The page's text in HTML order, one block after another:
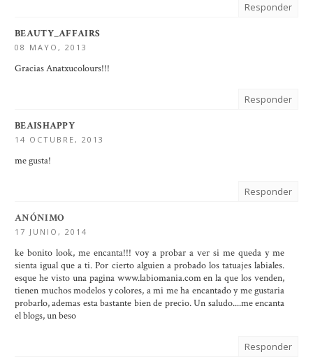
Responder
BEAUTY_AFFAIRS
08 MAYO, 2013
Gracias Anatxucolours!!!
Responder
BEAISHAPPY
14 OCTUBRE, 2013
me gusta!
Responder
ANÓNIMO
17 JUNIO, 2014
ke bonito look, me encanta!!! voy a probar a ver si me queda y me
sienta igual que a ti. Por cierto alguien a probado los tatuajes labiales.
esque he visto una pagina www.labiomania.com en la que los venden,
tienen muchos modelos y colores, a mi me ha encantado y me gustaria
probarlo, ademas esta bastante bien de precio. Un saludo....me encanta
el blogs, un beso
Responder